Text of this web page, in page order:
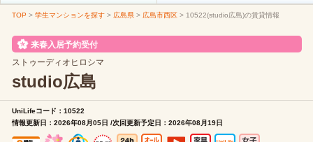
TOP > 学生マンションを探す > 広島県 > 広島市西区 > 10522(studio広島)の賃貸情報
来春入居予約受付
ストゥーディオヒロシマ
studio広島
UniLifeコード：10522
情報更新日：2026年08月05日 /次回更新予定日：2026年08月19日